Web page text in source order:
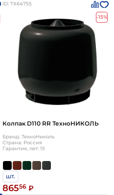
ID: ТХ64755
-15%
Колпак D110 RR ТехноНИКОЛЬ
Бренд: ТехноНиколь
Страна: Россия
Гарантия, лет: 15
шт.
86556 ₽